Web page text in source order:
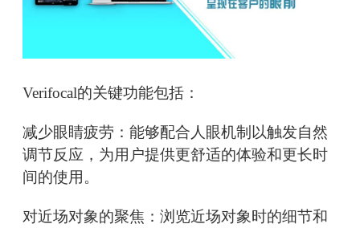
Verifocal的关键功能包括：
减少眼睛疲劳：能够配合人眼机制以触发自然
调节反应，为用户提供更舒适的体验和更长时
间的使用。
对近场对象的聚焦：浏览近场对象时的细节和